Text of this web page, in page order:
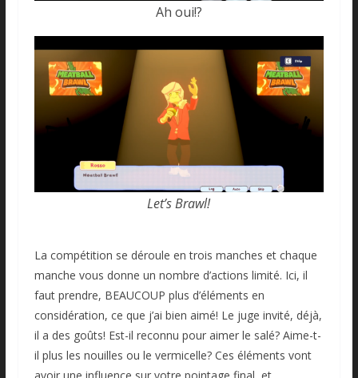
Ah oui!?
Let’s Brawl!
La compétition se déroule en trois manches et chaque
manche vous donne un nombre d’actions limité. Ici, il
faut prendre, BEAUCOUP plus d’éléments en
considération, ce que j’ai bien aimé! Le juge invité, déjà,
il a des goûts! Est-il reconnu pour aimer le salé? Aime-t-
il plus les nouilles ou le vermicelle? Ces éléments vont